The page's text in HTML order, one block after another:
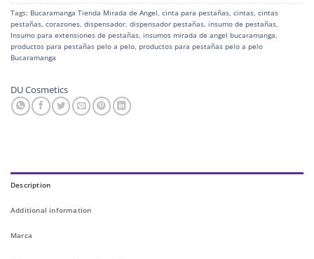
Tags: Bucaramanga Tienda Mirada de Angel, cinta para pestañas, cintas, cintas
pestañas, corazones, dispensador, dispensador pestañas, insumo de pestañas,
Insumo para extensiones de pestañas, insumos mirada de angel bucaramanga,
productos para pestañas pelo a pelo, productos para pestañas pelo a pelo
Bucaramanga
DU Cosmetics
Description
Additional information
Marca